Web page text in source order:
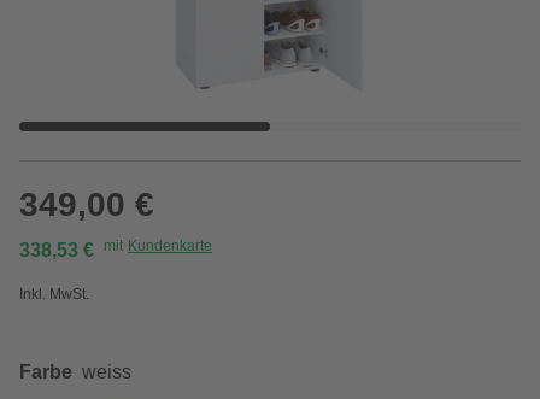
349,00 €
338,53 € mit Kundenkarte
Inkl. MwSt.
Farbe weiss